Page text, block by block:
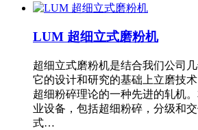
LUM 超细立式磨粉机
超细立式磨粉机是结合我们公司
它的设计和研究的基础上立磨技
超细粉碎理论的一种先进的轧机
业设备，包括超细粉碎，分级和
式…